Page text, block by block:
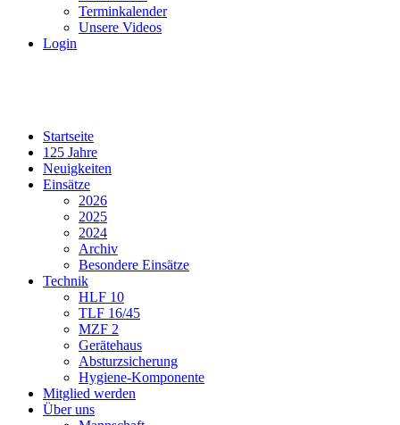
Terminkalender
Unsere Videos
Login
Startseite
125 Jahre
Neuigkeiten
Einsätze
2026
2025
2024
Archiv
Besondere Einsätze
Technik
HLF 10
TLF 16/45
MZF 2
Gerätehaus
Absturzsicherung
Hygiene-Komponente
Mitglied werden
Über uns